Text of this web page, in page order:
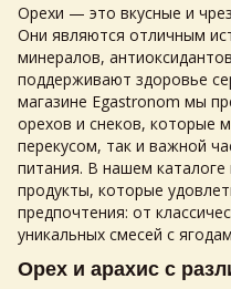
Орехи — это вкусные и
Они являются отличным
минералов,
поддерживают здоровье
магазине Egastronom мы
орехов и снеков, которые
перекусом, так и важной
питания. В нашем
продукты, которые
предпочтения: от
уникальных смесей с
Орех и арахис с